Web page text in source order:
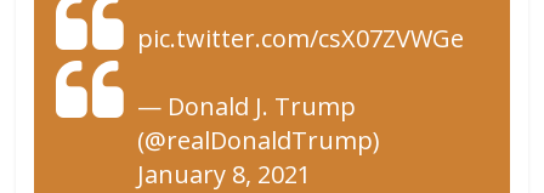
pic.twitter.com/csX07ZVWGe
— Donald J. Trump
(@realDonaldTrump)
January 8, 2021